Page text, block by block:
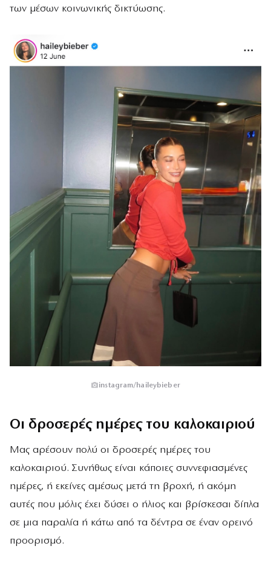
των μέσων κοινωνικής δικτύωσης.
instagram/haileybieber
Οι δροσερές ημέρες του καλοκαιριού
Μας αρέσουν πολύ οι δροσερές ημέρες του
καλοκαιριού. Συνήθως είναι κάποιες συννεφιασμένες
ημέρες, ή εκείνες αμέσως μετά τη βροχή, ή ακόμη
αυτές που μόλις έχει δύσει ο ήλιος και βρίσκεσαι δίπλα
σε μια παραλία ή κάτω από τα δέντρα σε έναν ορεινό
προορισμό.